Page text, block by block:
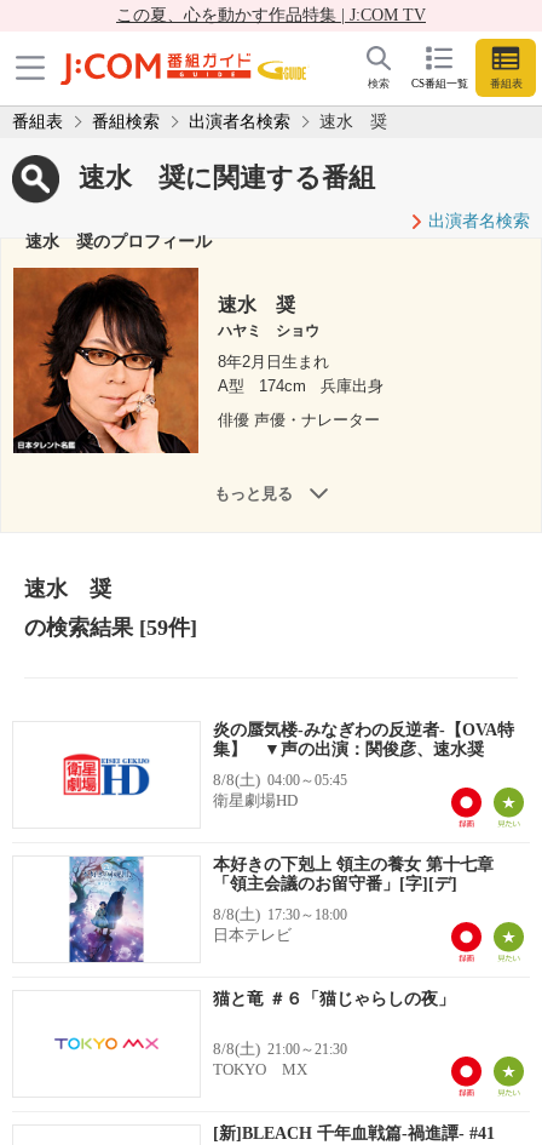
この夏、心を動かす作品特集 | J:COM TV
CS番組一覧 番組表
検索
番組表 番組検索 出演者名検索 速水 奨
速水 奨に関連する番組
出演者名検索
速水 奨のプロフィール
速水 奨
ハヤミ ショウ
8年2月日生まれ
A型
174cm
兵庫出身
俳優 声優・ナレーター
もっと見る
速水 奨
の検索結果[59件]
炎の蜃気楼-みなぎわの反逆者-【OVA特
集】 ▼声の出演：関俊彦、速水奨
8/8(土) 04:00～05:45
衛星劇場HD
本好きの下剋上 領主の養女 第十七章
「領主会議のお留守番」[字][デ]
8/8(土) 17:30～18:00
日本テレビ
猫と竜 ＃６「猫じゃらしの夜」
8/8(土) 21:00～21:30
TOKYO MX
[新]BLEACH 千年血戦篇-禍進譚- #41